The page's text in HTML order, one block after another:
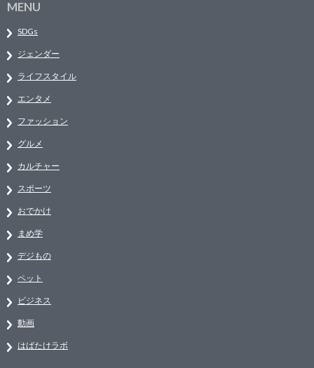
MENU
SDGs
ジェンダー
ライフスタイル
エンタメ
ファッション
グルメ
カルチャー
スポーツ
おでかけ
まめ学
デジもの
ペット
ビジネス
動画
はばたけラボ